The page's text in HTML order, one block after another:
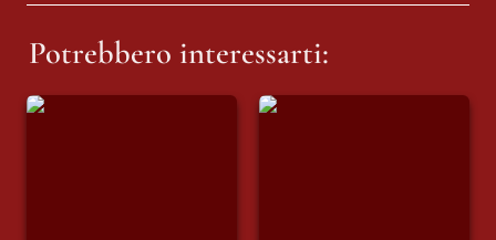
Potrebbero interessarti:
Edoardo Prati porta
Il libero Re dei Pirati